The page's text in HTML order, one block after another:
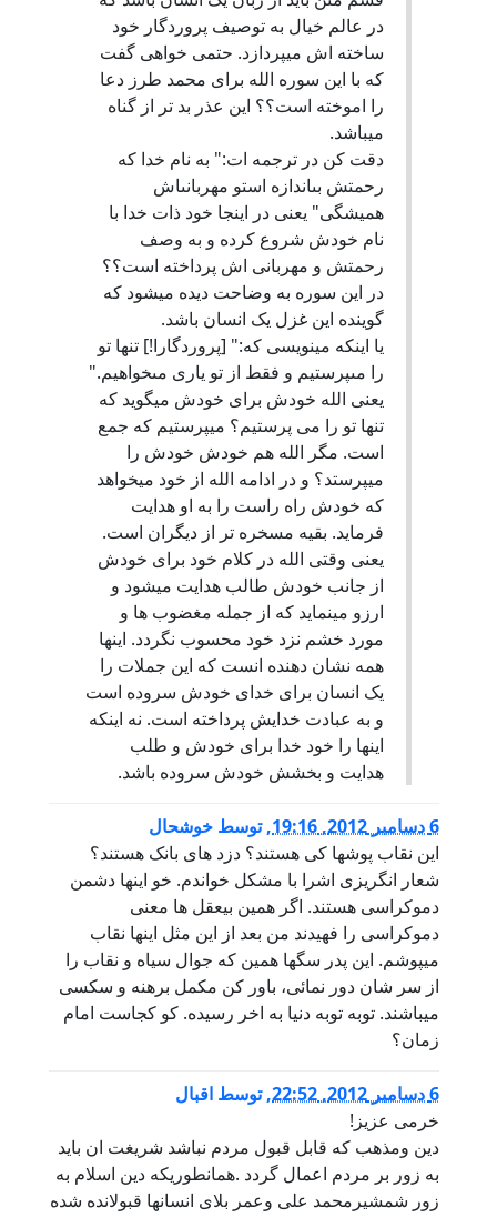
در عالم خیال به توصیف پروردگار خود
ساخته اش میپردازد. حتمی خواهی گفت
که با این سوره الله برای محمد طرز دعا
را اموخته است؟؟ این عذر بد تر از گناه
میباشد.
دقت کن در ترجمه ات:" به نام خدا كه
رحمتش بى‏اندازه است‏و مهربانى‏اش
هميشگى" یعنی در اینجا خود ذات خدا با
نام خودش شروع کرده و به وصف
رحمتش و مهربانی اش پرداخته است؟؟
در این سوره به وضاحت دیده میشود که
گوینده این غزل یک انسان باشد.
یا اینکه مینویسی که:" [پروردگارا!] تنها تو
را مى‏پرستيم و فقط از تو يارى مى‏خواهيم."
یعنی الله خودش برای خودش میگوید که
تنها تو را می پرستیم؟ میپرستیم که جمع
است. مگر الله هم خودش خودش را
میپرستد؟ و در ادامه الله از خود میخواهد
که خودش راه راست را به او هدایت
فرماید. بقیه مسخره تر از دیگران است.
یعنی وقتی الله در کلام خود برای خودش
از جانب خودش طالب هدایت میشود و
ارزو مینماید که از جمله مغضوب ها و
مورد خشم نزد خود محسوب نگردد. اینها
همه نشان دهنده انست که این جملات را
یک انسان برای خدای خودش سروده است
و به عبادت خدایش پرداخته است. نه اینکه
اینها را خود خدا برای خودش و طلب
هدایت و بخشش خودش سروده باشد.
6 دسامبر 2012, 19:16 ,توسط خوشحال
این نقاب پوشها کی هستند؟ دزد های بانک هستند؟
شعار انگریزی اشرا با مشکل خواندم. خو اینها دشمن
دموکراسی هستند. اگر همین بیعقل ها معنی
دموکراسی را فهیدند من بعد از این مثل اینها نقاب
میپوشم. این پدر سگها همین که جوال سیاه و نقاب را
از سر شان دور نمائی، باور کن مکمل برهنه و سکسی
میباشند. توبه توبه دنیا به اخر رسیده. کو کجاست امام
زمان؟
6 دسامبر 2012, 22:52 ,توسط اقبال
خرمی عزیز!
دین ومذهب که قابل قبول مردم نباشد شریغت ان باید
به زور بر مردم اعمال گردد .همانطوریکه دین اسلام به
زور شمشیرمحمد علی وعمر بلای انسانها قبولانده شده